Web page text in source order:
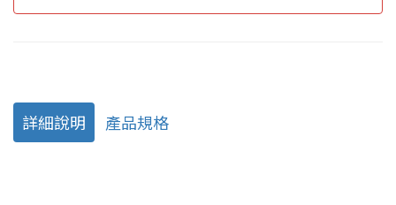
詳細說明 產品規格